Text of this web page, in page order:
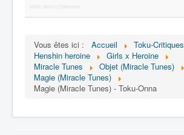
More Joomla Extensions
Vous êtes ici : Accueil
Toku-Critiques
Henshin heroine
Girls x Heroine
Miracle Tunes
Objet (Miracle Tunes)
Magie (Miracle Tunes)
Magie (Miracle Tunes) - Toku-Onna